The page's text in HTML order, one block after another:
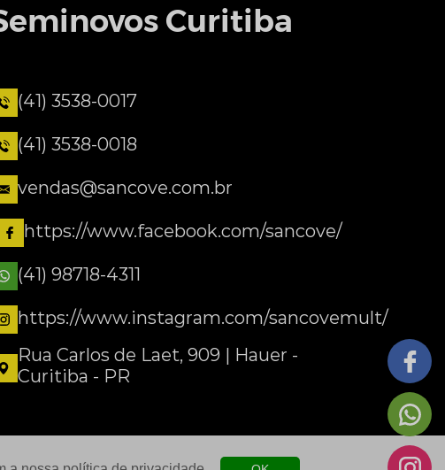
Curitiba
(41) 3538-0017
(41) 3538-0018
vendas@sancove.com.br
https://www.facebook.com/sancove/
(41) 98718-4311
https://www.instagram.com/sancovemult/
Rua Carlos de Laet, 909 | Hauer -
Curitiba - PR